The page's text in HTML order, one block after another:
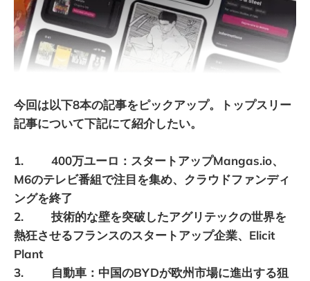
今回は以下8本の記事をピックアップ。トップスリー
記事について下記にて紹介したい。
1. 400万ユーロ：スタートアップMangas.io、
M6のテレビ番組で注目を集め、クラウドファンディ
ングを終了
2. 技術的な壁を突破したアグリテックの世界を
熱狂させるフランスのスタートアップ企業、Elicit
Plant
3. 自動車：中国のBYDが欧州市場に進出する狙